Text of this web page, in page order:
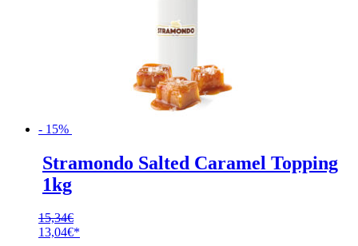
- 15%
Stramondo Salted Caramel Topping
1kg
15,34€
Ursprünglicher
13,04€